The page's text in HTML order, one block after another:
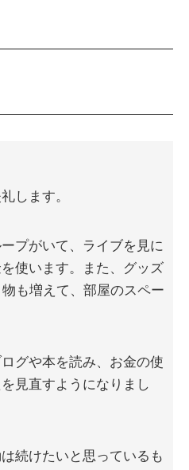
します。
プがいて、ライブを見に
使います。また、グッズ
も増えて、部屋のスペー
グや本を読み、お金の使
見直すようになりまし
続けたいと思っているも